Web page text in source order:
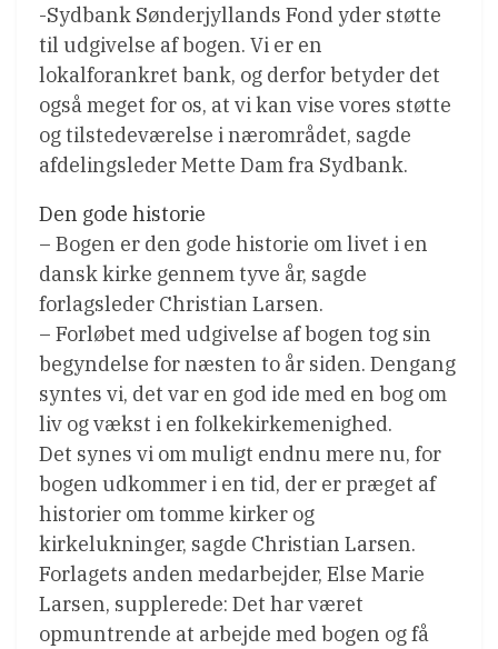
-Sydbank Sønderjyllands Fond yder støtte
til udgivelse af bogen. Vi er en
lokalforankret bank, og derfor betyder det
også meget for os, at vi kan vise vores støtte
og tilstedeværelse i nærområdet, sagde
afdelingsleder Mette Dam fra Sydbank.
Den gode historie
– Bogen er den gode historie om livet i en
dansk kirke gennem tyve år, sagde
forlagsleder Christian Larsen.
– Forløbet med udgivelse af bogen tog sin
begyndelse for næsten to år siden. Dengang
syntes vi, det var en god ide med en bog om
liv og vækst i en folkekirkemenighed.
Det synes vi om muligt endnu mere nu, for
bogen udkommer i en tid, der er præget af
historier om tomme kirker og
kirkelukninger, sagde Christian Larsen.
Forlagets anden medarbejder, Else Marie
Larsen, supplerede: Det har været
opmuntrende at arbejde med bogen og få